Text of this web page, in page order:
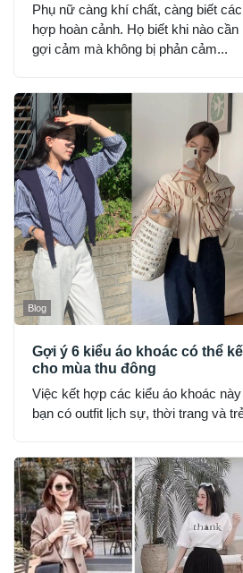
Phụ nữ càng khí chất, càng biết
hợp hoàn cảnh. Họ biết khi nào
gợi cảm mà không bị phản cảm...
Blog
Gợi ý 6 kiểu áo khoác có thể
cho mùa thu đông
Việc kết hợp các kiểu áo khoác
bạn có outfit lịch sự, thời trang và